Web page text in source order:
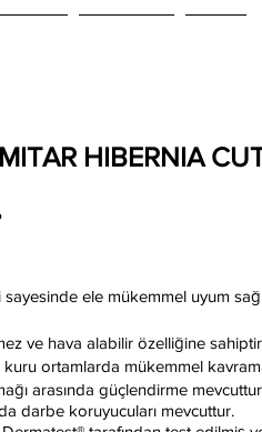
HIBERNIA
ele mükemmel uyum
ve hava alabilir özelliğine
kuru ortamlarda mükemmel
arasında güçlendirme
darbe koruyucuları mevcuttur.